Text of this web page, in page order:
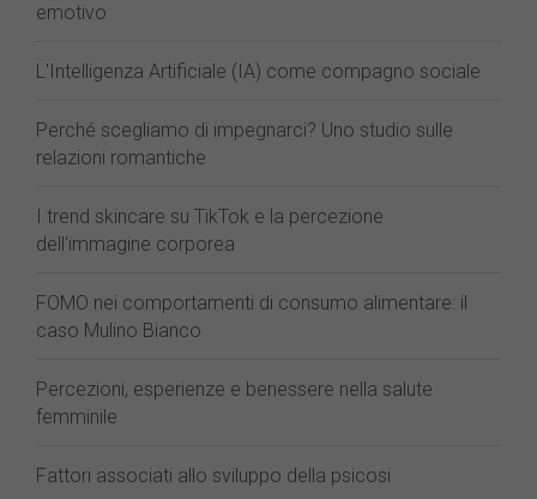
emotivo
L'Intelligenza Artificiale (IA) come compagno sociale
Perché scegliamo di impegnarci? Uno studio sulle
relazioni romantiche
I trend skincare su TikTok e la percezione
dell'immagine corporea
FOMO nei comportamenti di consumo alimentare: il
caso Mulino Bianco
Percezioni, esperienze e benessere nella salute
femminile
Fattori associati allo sviluppo della psicosi